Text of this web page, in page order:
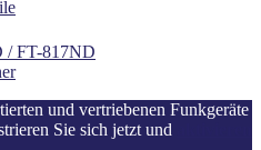
/ FT-817ND
und vertriebenen Funkgeräte
Sie sich jetzt und